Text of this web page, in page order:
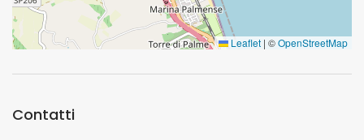
Leaflet | ©OpenStreetMap
Contatti